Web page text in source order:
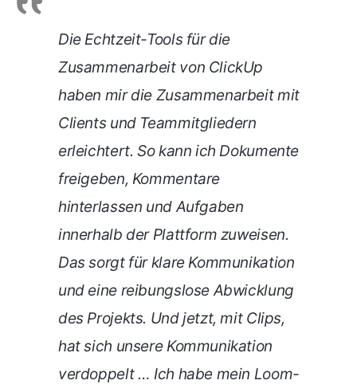
Die Echtzeit-Tools für die
Zusammenarbeit von ClickUp
haben mir die Zusammenarbeit mit
Clients und Teammitgliedern
erleichtert. So kann ich Dokumente
freigeben, Kommentare
hinterlassen und Aufgaben
innerhalb der Plattform zuweisen.
Das sorgt für klare Kommunikation
und eine reibungslose Abwicklung
des Projekts. Und jetzt, mit Clips,
hat sich unsere Kommunikation
verdoppelt … Ich habe mein Loom-